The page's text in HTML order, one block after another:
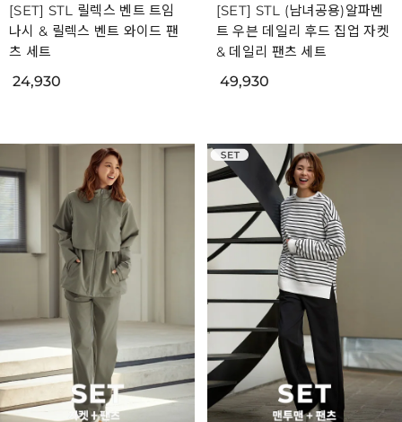
[SET] STL 릴렉스 벤트 트임
나시 & 릴렉스 벤트 와이드 팬
츠 세트
24,930
[SET] STL (남녀공용)알파벤
트 우븐 데일리 후드 집업 자켓
& 데일리 팬츠 세트
49,930